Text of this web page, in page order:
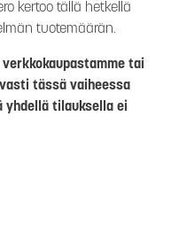
kertoo tällä hetkellä
tuotemäärän.
tai
tässä vaiheessa
yhdellä tilauksella ei